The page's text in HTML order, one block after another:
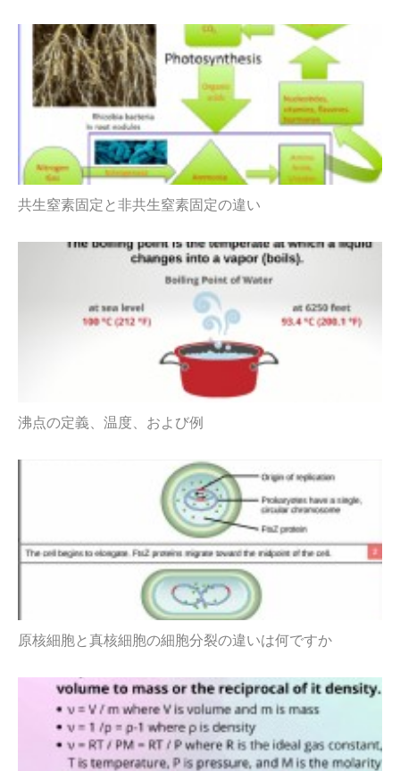
共生窒素固定と非共生窒素固定の違い
沸点の定義、温度、および例
原核細胞と真核細胞の細胞分裂の違いは何ですか